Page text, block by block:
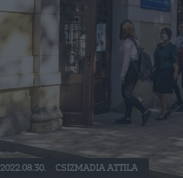
2022.08.30. CSIZMADIA ATTILA